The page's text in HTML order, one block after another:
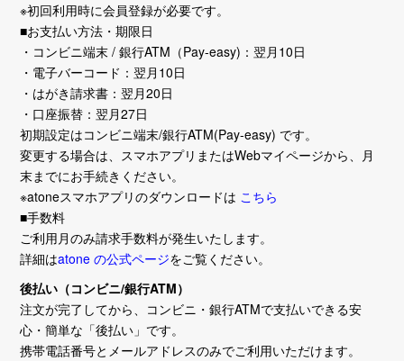
※初回利用時に会員登録が必要です。
■お支払い方法・期限日
・コンビニ端末 / 銀行ATM（Pay-easy)：翌月10日
・電子バーコード：翌月10日
・はがき請求書：翌月20日
・口座振替：翌月27日
初期設定はコンビニ端末/銀行ATM(Pay-easy) です。
変更する場合は、スマホアプリまたはWebマイページから、月
末までにお手続きください。
※atoneスマホアプリのダウンロードは こちら
■手数料
ご利用月のみ請求手数料が発生いたします。
詳細はatone の公式ページをご覧ください。
後払い（コンビニ/銀行ATM）
注文が完了してから、コンビニ・銀行ATMで支払いできる安
心・簡単な「後払い」です。
携帯電話番号とメールアドレスのみでご利用いただけます。